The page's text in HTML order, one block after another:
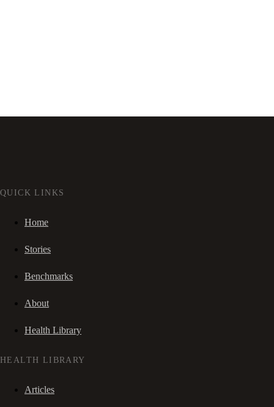
QUICK LINKS
Home
Stories
Benchmarks
About
Health Library
HEALTH LIBRARY
Articles